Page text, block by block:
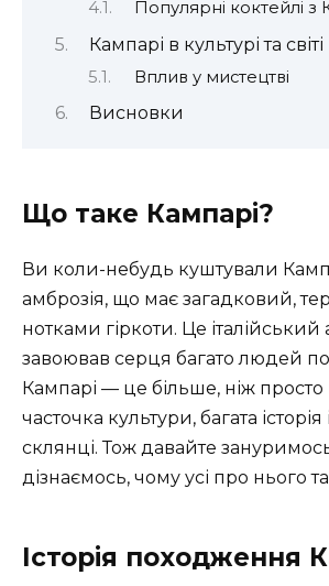
Популярні коктейлі з
Кампарі в культурі та світі
Вплив у мистецтві
Висновки
Що таке Кампарі?
Ви коли-небудь куштували
амброзія, що має загадковий,
нотками гіркоти. Це
завоював серця багато людей по
Кампарі — це більше, ніж просто
часточка культури, багата історія
склянці. Тож давайте зануримось
дізнаємось, чому усі про нього
Історія походження